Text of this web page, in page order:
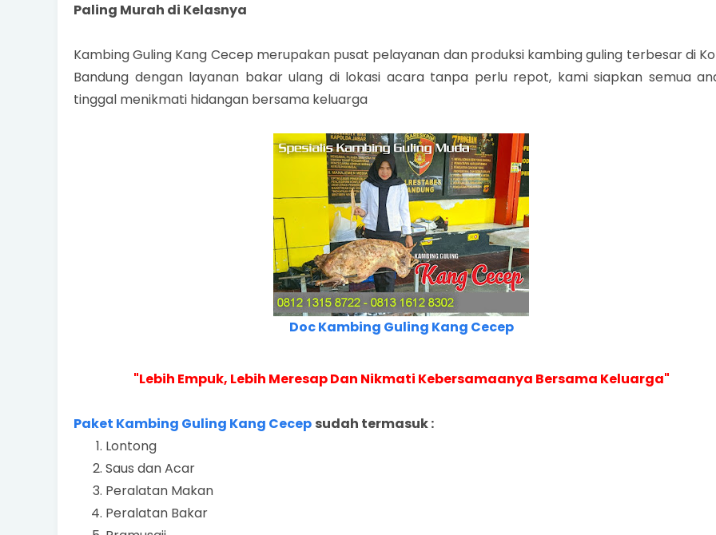
Paling Murah di Kelasnya
Kambing Guling Kang Cecep merupakan pusat pelayanan dan produksi kambing guling terbesar di
Bandung dengan layanan bakar ulang di lokasi acara tanpa perlu repot, kami siapkan semua
tinggal menikmati hidangan bersama keluarga
Doc Kambing Guling Kang Cecep
"Lebih Empuk, Lebih Meresap Dan Nikmati Kebersamaanya Bersama Keluarga"
Paket Kambing Guling Kang Cecep sudah termasuk :
Lontong
Saus dan Acar
Peralatan Makan
Peralatan Bakar